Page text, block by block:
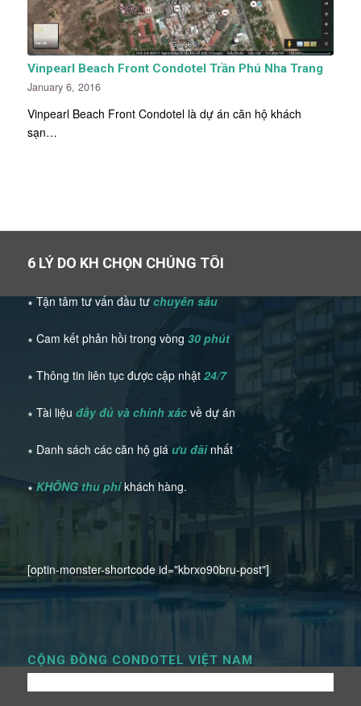
Vinpearl Beach Front Condotel Trần Phú Nha Trang
January 6, 2016
Vinpearl Beach Front Condotel là dự án căn hộ khách
sạn…
6 LÝ DO KH CHỌN CHÚNG TÔI
∗ Tận tâm tư vấn đầu tưchuyên sâu
∗ Cam kết phản hồi trong vòng 30 phút
∗ Thông tin liên tục được cập nhật 24/7
∗ Tài liệu đầy đủ và chính xácvề dự án
∗ Danh sách các căn hộ giá ưu đãinhất
∗ KHÔNG thu phíkhách hàng.
[optin-monster-shortcode id="kbrxo90bru-post"]
CỘNG ĐỒNG CONDOTEL VIỆT NAM